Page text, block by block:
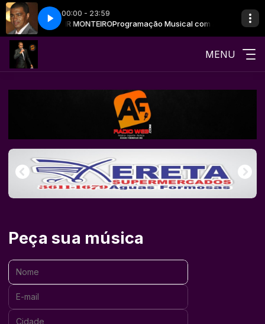
00:00 - 23:59
com ALVANIR MONTEIROProgramação Musical com ALVANIR
2 Só modão - Parte 2
MENU
Peça sua música
Nome:
E-mail:
Cidade: